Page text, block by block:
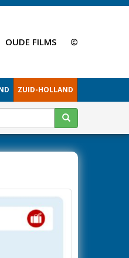
OUDE FILMS ©
ZUID-HOLLAND